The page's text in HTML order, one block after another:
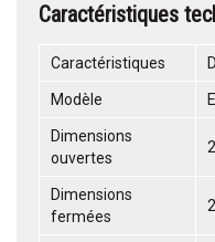
Caractéristiques
Caractéristiques
Modèle
Dimensions
ouvertes
Dimensions
fermées